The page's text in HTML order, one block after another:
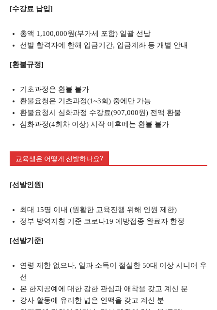
[수강료 납입]
총액 1,100,000원(부가세 포함) 일괄 선납
선발 합격자에 한해 입금기간, 입금계좌 등 개별 안내
[환불규정]
기초과정은 환불 불가
환불요청은 기초과정(1~3회) 중에만 가능
환불요청시 심화과정 수강료(907,000원) 전액 환불
심화과정(4회차 이상) 시작 이후에는 환불 불가
교육생은 어떻게 선발하나요?
[선발인원]
최대 15명 이내 (원활한 교육진행 위해 인원 제한)
정부 방역지침 기준 코로나19 예방접종 완료자 한정
[선발기준]
연령 제한 없으나, 일과 소득이 절실한 50대 이상 시니어 우
선
본 한지공예에 대한 강한 관심과 애착을 갖고 계신 분
강사 활동에 유리한 넓은 인맥을 갖고 계신 분